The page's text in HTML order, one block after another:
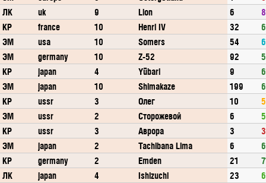
ЛК
uk 9 Lion 6
КР
france 10 Henri IV 32
ЭМ
usa 10 Somers 54
ЭМ
germany 10 Z-52 92
КР
japan 4 Yūbari 9
ЭМ
japan 10 Shimakaze 199
КР
ussr 3 Олег 10
ЭМ
ussr 2 Сторожевой 6
КР
ussr 3 Аврора 3
ЭМ
japan 2 Tachibana Lima 6
КР
germany 2 Emden 21
ЛК
japan 4 Ishizuchi 23